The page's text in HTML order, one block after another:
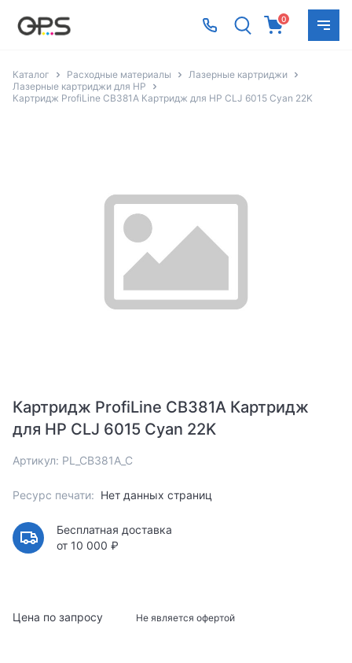
0
Каталог Расходные материалы
Лазерные картриджи
Лазерные картриджи для HP
Картридж ProfiLine CB381A Картридж для HP CLJ 6015 Cyan 22K
Картридж ProfiLine CB381A Картридж
для HP CLJ 6015 Cyan 22K
Артикул: PL_CB381A_C
Ресурс печати: Нет данных страниц
Бесплатная доставка
от 10 000 ₽
Цена по запросу Не является офертой